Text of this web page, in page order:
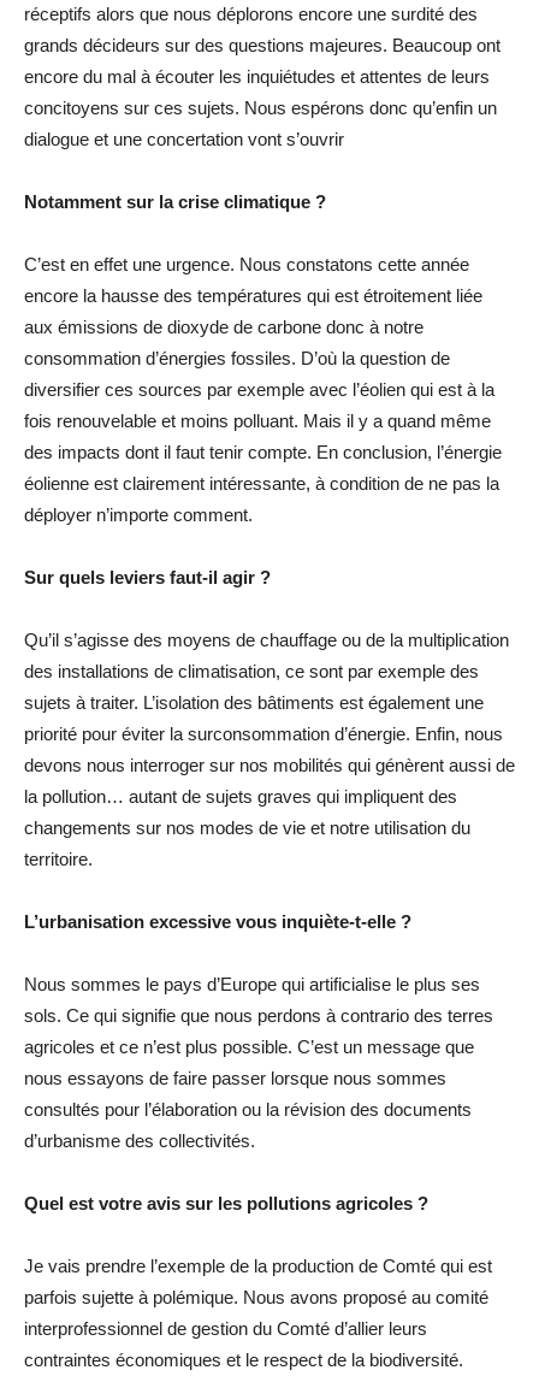
réceptifs alors que nous déplorons encore une surdité des
grands décideurs sur des questions majeures. Beaucoup ont
encore du mal à écouter les inquiétudes et attentes de leurs
concitoyens sur ces sujets. Nous espérons donc qu’enfin un
dialogue et une concertation vont s’ouvrir
Notamment sur la crise climatique ?
C’est en effet une urgence. Nous constatons cette année
encore la hausse des températures qui est étroitement liée
aux émissions de dioxyde de carbone donc à notre
consommation d’énergies fossiles. D’où la question de
diversifier ces sources par exemple avec l’éolien qui est à la
fois renouvelable et moins polluant. Mais il y a quand même
des impacts dont il faut tenir compte. En conclusion, l’énergie
éolienne est clairement intéressante, à condition de ne pas la
déployer n’importe comment.
Sur quels leviers faut-il agir ?
Qu’il s’agisse des moyens de chauffage ou de la multiplication
des installations de climatisation, ce sont par exemple des
sujets à traiter. L’isolation des bâtiments est également une
priorité pour éviter la surconsommation d’énergie. Enfin, nous
devons nous interroger sur nos mobilités qui génèrent aussi de
la pollution… autant de sujets graves qui impliquent des
changements sur nos modes de vie et notre utilisation du
territoire.
L’urbanisation excessive vous inquiète-t-elle ?
Nous sommes le pays d’Europe qui artificialise le plus ses
sols. Ce qui signifie que nous perdons à contrario des terres
agricoles et ce n’est plus possible. C’est un message que
nous essayons de faire passer lorsque nous sommes
consultés pour l’élaboration ou la révision des documents
d’urbanisme des collectivités.
Quel est votre avis sur les pollutions agricoles ?
Je vais prendre l’exemple de la production de Comté qui est
parfois sujette à polémique. Nous avons proposé au comité
interprofessionnel de gestion du Comté d’allier leurs
contraintes économiques et le respect de la biodiversité.